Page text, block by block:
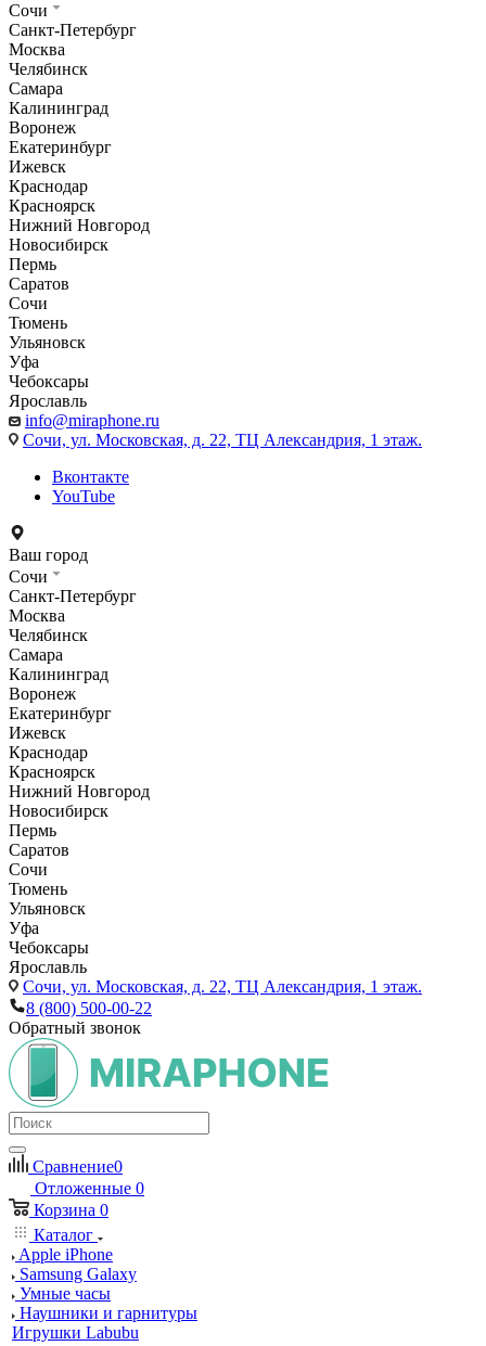
Сочи
Санкт-Петербург
Москва
Челябинск
Самара
Калининград
Воронеж
Екатеринбург
Ижевск
Краснодар
Красноярск
Нижний Новгород
Новосибирск
Пермь
Саратов
Сочи
Тюмень
Ульяновск
Уфа
Чебоксары
Ярославль
info@miraphone.ru
Сочи, ул. Московская, д. 22, ТЦ Александрия, 1 этаж.
Вконтакте
YouTube
Ваш город
Сочи
Санкт-Петербург
Москва
Челябинск
Самара
Калининград
Воронеж
Екатеринбург
Ижевск
Краснодар
Красноярск
Нижний Новгород
Новосибирск
Пермь
Саратов
Сочи
Тюмень
Ульяновск
Уфа
Чебоксары
Ярославль
Сочи, ул. Московская, д. 22, ТЦ Александрия, 1 этаж.
8 (800) 500-00-22
Обратный звонок
Сравнение0
Отложенные 0
Корзина 0
Каталог
Apple iPhone
Samsung Galaxy
Умные часы
Наушники и гарнитуры
Игрушки Labubu